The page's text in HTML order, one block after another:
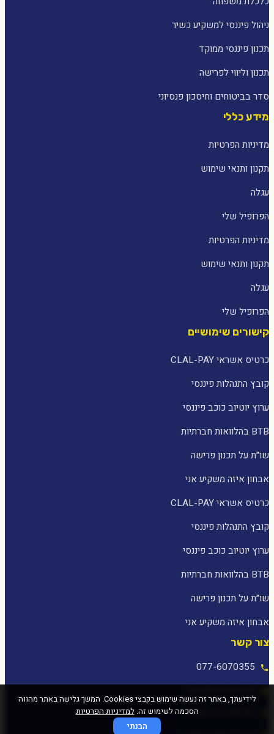
ניהול פיננסי למשקיע כשיר
תכנון פיננסי ממוקד
תכנון וליווי לפרישה
סדר בביטוחים וחיסכון פנסיוני
מידע כללי
מדיניות הפרטיות
תקנון ותנאי שימוש
עגלה
הפרופיל שלי
מדיניות הפרטיות
תקנון ותנאי שימוש
עגלה
הפרופיל שלי
קישורים שימושיים
כרטיס אשראי CLAL-PAY
קובץ התנהלות פיננסי
ערוץ יוטיוב כוכב פיננסי
BTB בהלוואות חברתיות
שו״ת על תכנון פרישה
אבחון איזה משקיע אני
כרטיס אשראי CLAL-PAY
קובץ התנהלות פיננסי
ערוץ יוטיוב כוכב פיננסי
BTB בהלוואות חברתיות
שו״ת על תכנון פרישה
אבחון איזה משקיע אני
צור קשר
077-6070355
לידיעתך, באתר זה נעשה שימוש בקבצי Cookies. המשך גלישה באתר מהווה
הסכמה לשימוש זה.למדיניות הפרטיות
הבנתי